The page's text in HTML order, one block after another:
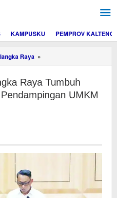
KAMPUSKU PEMPROV KALTENG
Raya »
Kuliner
Raya
Tumbuh
Pesat,
Diperkuat
Raya Tumbuh
UMKM